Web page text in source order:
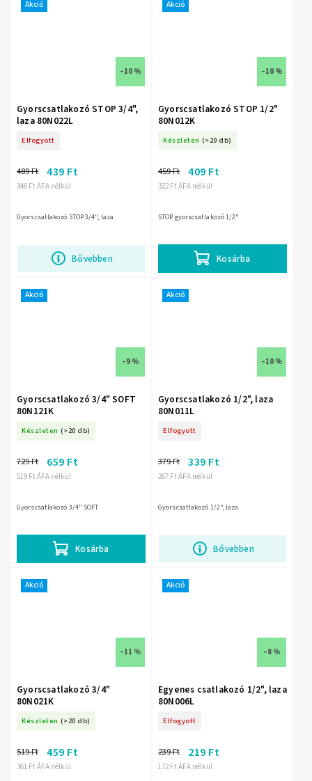
Akció
–10 %
Gyorscsatlakozó STOP 3/4",
laza 80N022L
Elfogyott
346 Ft ÁFA nélkül
489 Ft 439 Ft
Bővebben
Gyorscsatlakozó STOP 3/4", laza
Akció
–10 %
Gyorscsatlakozó STOP 1/2"
80N012K
Készleten (>20 db)
322 Ft ÁFA nélkül
459 Ft 409 Ft
Kosárba
STOP gyorscsatlakozó 1/2"
Akció
–9 %
Gyorscsatlakozó 3/4" SOFT
80N121K
Készleten (>20 db)
519 Ft ÁFA nélkül
729 Ft 659 Ft
Kosárba
Gyorscsatlakozó 3/4" SOFT
Akció
–10 %
Gyorscsatlakozó 1/2", laza
80N011L
Elfogyott
267 Ft ÁFA nélkül
379 Ft 339 Ft
Bővebben
Gyorscsatlakozó 1/2", laza
Akció
–11 %
Gyorscsatlakozó 3/4"
80N021K
Készleten (>20 db)
361 Ft ÁFA nélkül
519 Ft 459 Ft
Akció
–8 %
Egyenes csatlakozó 1/2", laza
80N006L
Elfogyott
172 Ft ÁFA nélkül
239 Ft 219 Ft